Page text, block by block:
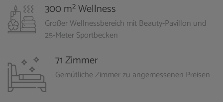
300 m² Wellness
Großer Wellnessbereich mit Beauty-Pavillon und
25-Meter Sportbecken
71 Zimmer
Gemütliche Zimmer zu angemessenen Preisen